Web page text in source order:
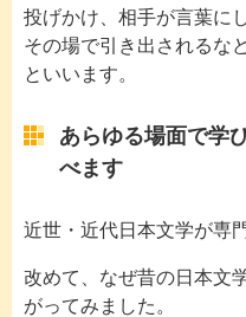
投げかけ、相手が言葉に
その場で引き出されるな
といいます。
あらゆる場面で学
べます
近世・近代日本文学が専
改めて、なぜ昔の日本文
がってみました。